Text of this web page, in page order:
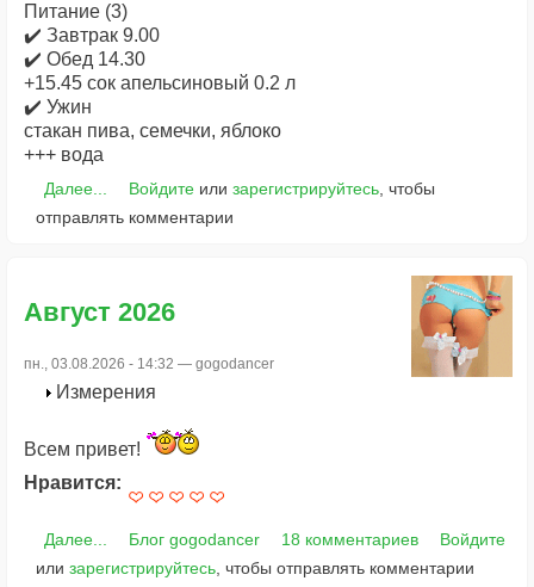
Питание (3)
✔️ Завтрак 9.00
✔️ Обед 14.30
+15.45 сок апельсиновый 0.2 л
✔️ Ужин
стакан пива, семечки, яблоко
+++ вода
Далее... Войдитеили зарегистрируйтесь, чтобы
отправлять комментарии
Август 2026
пн., 03.08.2026 - 14:32 — gogodancer
Измерения
Всем привет!
Нравится:
Далее... Блог gogodancer 18 комментариев
Войдите
или зарегистрируйтесь , чтобы отправлять комментарии